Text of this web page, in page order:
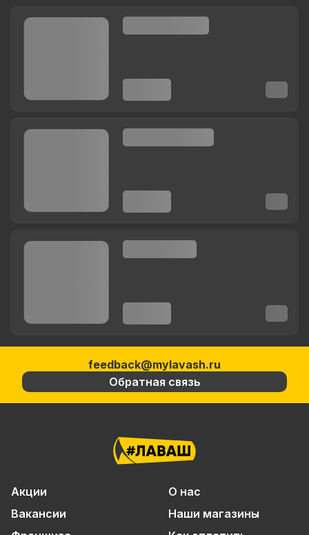
feedback@mylavash.ru
Обратная связь
Акции
О нас
Вакансии
Наши магазины